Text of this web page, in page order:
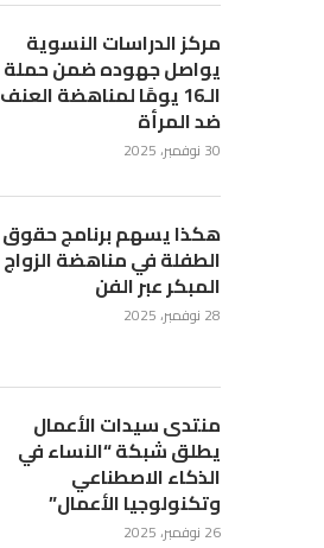
مركز الدراسات النسوية
يواصل جهوده ضمن حملة
الـ16 يومًا لمناهضة العنف
ضد المرأة
30 نوفمبر، 2025
هكذا يسهم برنامج حقوق
الطفلة في مناهضة الزواج
المبكر عبر الفن
28 نوفمبر، 2025
منتدى سيدات الأعمال
يطلق شبكة “النساء في
الذكاء الاصطناعي
وتكنولوجيا الأعمال”
26 نوفمبر، 2025